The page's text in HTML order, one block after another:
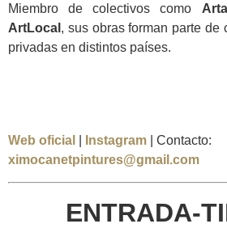
Miembro de colectivos como
ArtLocal , sus obras forman parte de
privadas en distintos países.
Web oficial Instagram | Contacto:
ximocanetpintures@gmail.com
ENTRADA-